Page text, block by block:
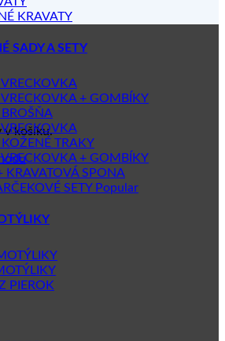
v košíku.
KRAVATY
SADY A SETY
VRECKOVKA
VRECKOVKA + GOMBÍKY
TRAKY
+ GOMBÍKY
KRAVATOVÁ SPONA
SETY
PIEROK